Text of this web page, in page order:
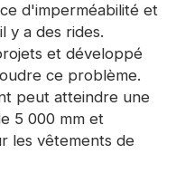
d'imperméabilité et
y a des rides.
et développé
ce problème.
peut atteindre une
5 000 mm et
les vêtements de